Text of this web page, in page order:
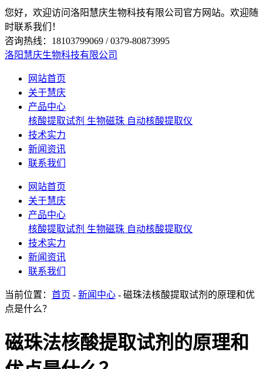
您好，欢迎访问洛阳慧庆生物科技有限公司官方网站。欢迎随
时联系我们！
咨询热线：18103799069 / 0379-80873995
洛阳慧庆生物科技有限公司
网站首页
关于慧庆
产品中心
核酸提取试剂 生物磁珠 自动核酸提取仪
技术实力
新闻资讯
联系我们
网站首页
关于慧庆
产品中心
核酸提取试剂 生物磁珠 自动核酸提取仪
技术实力
新闻资讯
联系我们
当前位置： 首页 - 新闻中心 - 磁珠法核酸提取试剂的原理和优
点是什么？
磁珠法核酸提取试剂的原理和